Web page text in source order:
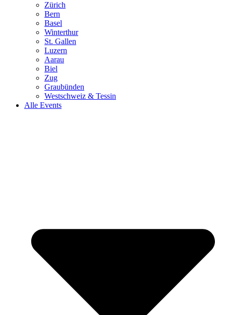
Zürich
Bern
Basel
Winterthur
St. Gallen
Luzern
Aarau
Biel
Zug
Graubünden
Westschweiz & Tessin
Alle Events